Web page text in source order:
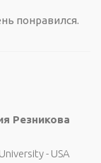
понравился.
Резникова
- USA